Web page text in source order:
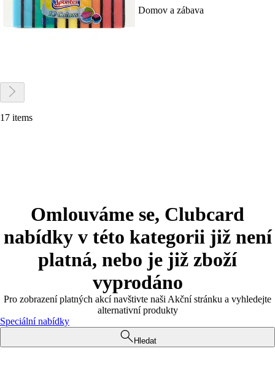
Domov a zábava
17 items
Omlouváme se, Clubcard
nabídky v této kategorii již není
platná, nebo je již zboží
vyprodáno
Pro zobrazení platných akcí navštivte naši Akční stránku a vyhledejte
alternativní produkty
Speciální nabídky
Hledat